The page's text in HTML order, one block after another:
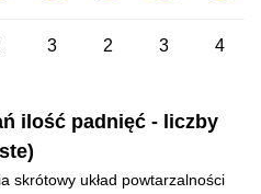
3 2 3 4
ilość padnięć - liczby
skrótowy układ powtarzalności